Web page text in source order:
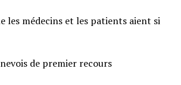
les médecins et les patients aient si
de premier recours